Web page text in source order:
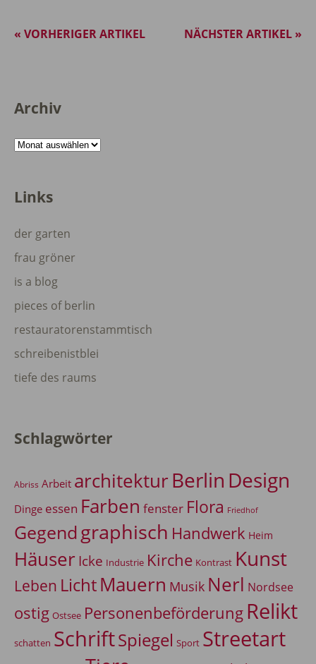
NÄCHSTER ARTIKEL »
« VORHERIGER ARTIKEL
Archiv
Archiv
Links
der garten
frau gröner
is a blog
pieces of berlin
restauratorenstammtisch
schreibenistblei
tiefe des raums
Schlagwörter
Abriss Arbeit architekturBerlin Design
Dinge essen Farben fenster Flora Friedhof
Gegendgraphisch Handwerk Heim
Häuser Icke Industrie Kirche Kontrast Kunst
Leben LichtMauern Musik Nerl Nordsee
ostig Ostsee Personenbeförderung Relikt
schatten SchriftSpiegel Sport Streetart